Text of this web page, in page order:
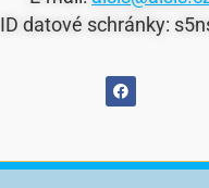
ID datové schránky: